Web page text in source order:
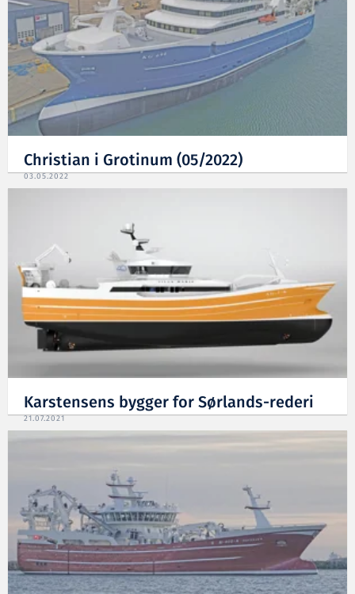
Christian i Grotinum (05/2022)
03.05.2022
Karstensens bygger for Sørlands-rederi
21.07.2021